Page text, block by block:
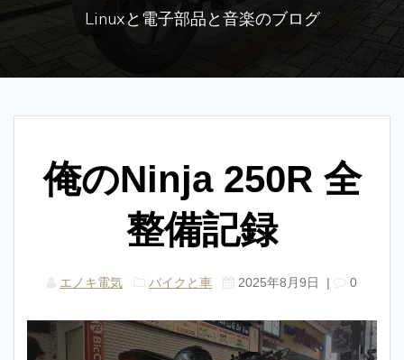
ッ
Linuxと電子部品と音楽のブログ
俺のNinja 250R 全
整備記録
エノキ電気 バイクと車 2025年8月9日 | 0